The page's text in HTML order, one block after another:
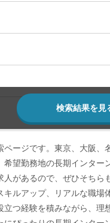
検索結果を見
ージです。東京、大阪、
望勤務地の長期インター
人があるので、ぜひそち
ルアップ、リアルな職場
立つ経験を積みながら、理